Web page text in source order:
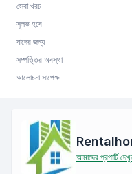
সেবা খরচ
সুলভ হবে
যাদের জন্য
সম্পত্তির অবস্থা
আলোচনা সাপেক্ষ
আমাদের প্রপার্টি